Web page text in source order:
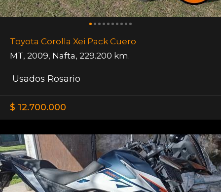
Toyota Corolla Xei Pack Cuero
MT, 2009, Nafta, 229.200 km.
Usados Rosario
$ 12.700.000